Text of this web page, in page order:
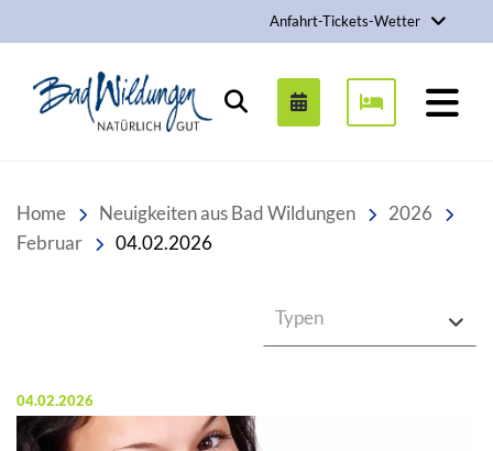
Anfahrt-Tickets-Wetter
Stadt Bad Wildungen
Suchen
Home Neuigkeiten aus Bad Wildungen
2026
Februar
04.02.2026
Typen
Veröffentlicht am:
04.02.2026